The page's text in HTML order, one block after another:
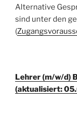
Alternative
sind unter den
(
Lehrer (m/w/d)
(aktualisiert: